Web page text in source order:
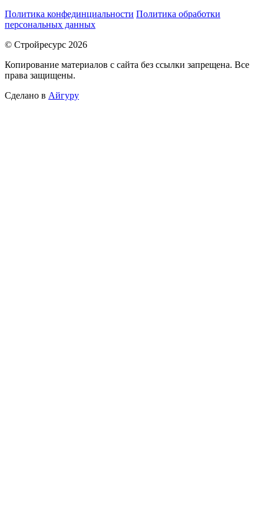
Политика конфединциальности Политика обработки
персональных данных
© Стройресурс 2026
Копирование материалов с сайта без ссылки запрещена. Все
права защищены.
Сделано в Айгуру